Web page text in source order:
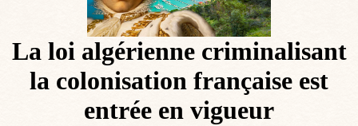
La loi algérienne criminalisant
la colonisation française est
entrée en vigueur